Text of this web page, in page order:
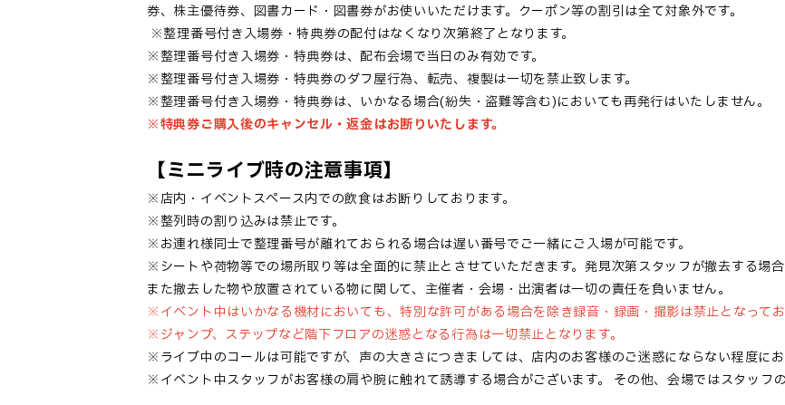
券、株主優待券、図書カード・図書券がお使いいただけます。クーポン等の割引は全て対象外です。
※整理番号付き入場券 ・特典券の配付はなくなり次第終了となります。
※整理番号付き入場券 ・ 特典券は、配布会場で当日のみ有効です。
※整理番号付き入場券・ 特典券のダフ屋行為、転売、複製は一切を禁止致します。
※整理番号付き入場券 ・ 特典券は、いかなる場合(紛失・盗難等含む)においても再発行はいたしません。
※特典券ご購入後のキャンセル・返金はお断りいたします。
【ミニライブ時の注意事項】
※店内・イベントスペース内での飲食はお断りしております。
※整列時の割り込みは禁止です。
※お連れ様同士で整理番号が離れておられる場合は遅い番号でご一緒にご入場が可能です。
※シートや荷物等での場所取り等は全面的に禁止とさせていただきます。発見次第スタッフが撤去する場合
また撤去した物や放置されている物に関して、主催者・会場・出演者は一切の責任を負いません。
※イベント中はいかなる機材においても、特別な許可がある場合を除き録音・録画・撮影は禁止となってお
※ジャンプ、ステップなど階下フロアの迷惑となる行為は一切禁止となります。
※ライブ中のコールは可能ですが、声の大きさにつきましては、店内のお客様のご迷惑にならない程度にお
※イベント中スタッフがお客様の肩や腕に触れて誘導する場合がございます。
その他、会場ではスタッフ